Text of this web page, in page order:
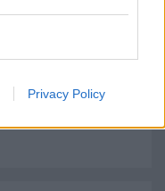
Privacy Policy